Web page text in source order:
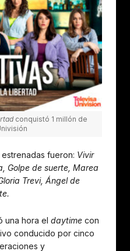
conquistó 1 millón de
fueron: Vivir
Golpe de suerte, Marea
Trevi, Ángel de
una hora el daytime con
conducido por cinco
y